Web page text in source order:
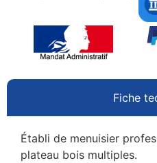
Fiche
Établi de menuisier
plateau bois multiples.